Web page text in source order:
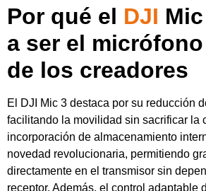
Por qué el DJI
a ser el
de los creadores
El DJI Mic 3 destaca por su reducción
facilitando la movilidad sin sacrificar la
incorporación de almacenamiento
novedad revolucionaria, permitiendo
directamente en el transmisor sin
receptor. Además, el control adaptable